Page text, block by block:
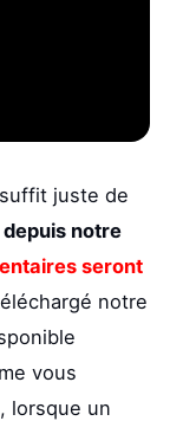
juste de
depuis notre
seront
notre
vous
lorsque un